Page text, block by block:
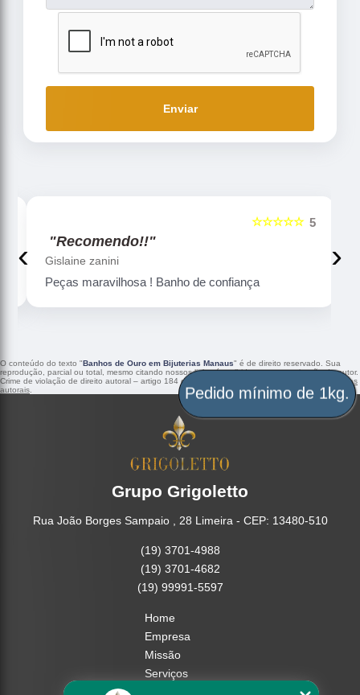
Enviar
5
☆☆☆☆☆
"Recomendo!!"
Gislaine zanini
Peças maravilhosa ! Banho de confiança
‹ ›
O conteúdo do texto "Banhos de Ouro em Bijuterias Manaus" é de direito reservado. Sua
reprodução, parcial ou total, mesmo citando nossos links, é proibida sem a autorização do autor.
Crime de violação de direito autoral – artigo 184 do Código Penal –
Lei 9610/98 - Lei de direitos
autorais
Grupo Grigoletto
Rua João Borges Sampaio , 28 Limeira - CEP: 13480-510
(19) 3701-4988
(19) 3701-4682
(19) 99991-5597
Home
Empresa
Missão
Serviços
Pedido mínimo de 1kg.